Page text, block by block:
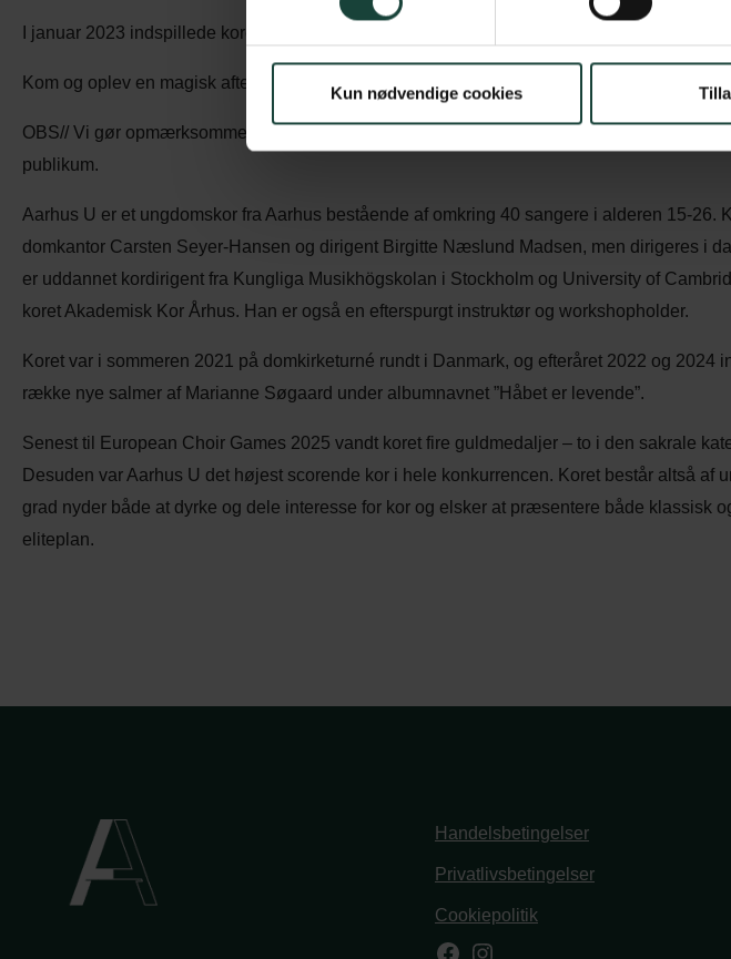
Kun nødvendige cookies
I januar 2023 indspillede koret CD’en “Lucia på Dansk”.
Kom og oplev en magisk aften, der uden tvivl vil vække julestemningen hos unge såvel
OBS// Vi gør opmærksomme på, at koncerten ikke er børnevenlig, da stemningen i høj
publikum.
Aarhus U er et ungdomskor fra Aarhus bestående af omkring 40 sangere i alderen 15-26.
domkantor Carsten Seyer-Hansen og dirigent Birgitte Næslund Madsen, men dirigeres i
er uddannet kordirigent fra Kungliga Musikhögskolan i Stockholm og University of
koret Akademisk Kor Århus. Han er også en efterspurgt instruktør og workshopholder.
Koret var i sommeren 2021 på domkirketurné rundt i Danmark, og efteråret 2022 og 2024
række nye salmer af Marianne Søgaard under albumnavnet ”Håbet er levende”.
Senest til European Choir Games 2025 vandt koret fire guldmedaljer – to i den sakrale
Desuden var Aarhus U det højest scorende kor i hele konkurrencen. Koret består altså af
grad nyder både at dyrke og dele interesse for kor og elsker at præsentere både klassisk
eliteplan.
Handelsbetingelser
Privatlivsbetingelser
Cookiepolitik
Facebook
Instagram